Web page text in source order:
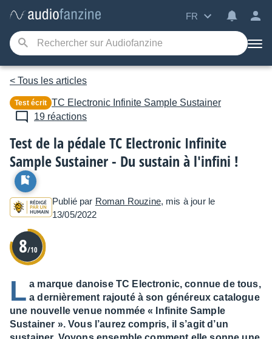
FR
< Tous les articles
Test écrit TC Electronic Infinite Sample Sustainer
19 réactions
Test de la pédale TC Electronic Infinite
Sample Sustainer - Du sustain à l'infini !
Publié par Roman Rouzine, mis à jour le
13/05/2022
8/10
L a marque danoise TC Electronic, connue de tous,
a dernièrement rajouté à son généreux catalogue
une nouvelle venue nommée « Infinite Sample
Sustainer ». Vous l’aurez compris, il s’agit d’un